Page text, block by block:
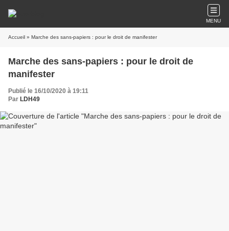
MENU
Accueil » Marche des sans-papiers : pour le droit de manifester
Marche des sans-papiers : pour le droit de
manifester
Publié le 16/10/2020 à 19:11
Par LDH49